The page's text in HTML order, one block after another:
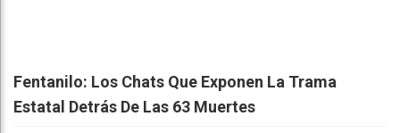
Fentanilo: Los Chats Que Exponen La Trama
Estatal Detrás De Las 63 Muertes